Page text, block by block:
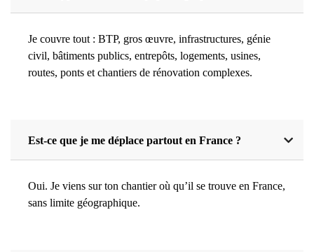
Je couvre tout : BTP, gros œuvre, infrastructures, génie
civil, bâtiments publics, entrepôts, logements, usines,
routes, ponts et chantiers de rénovation complexes.
Est-ce que je me déplace partout en France ?
Oui. Je viens sur ton chantier où qu’il se trouve en France,
sans limite géographique.